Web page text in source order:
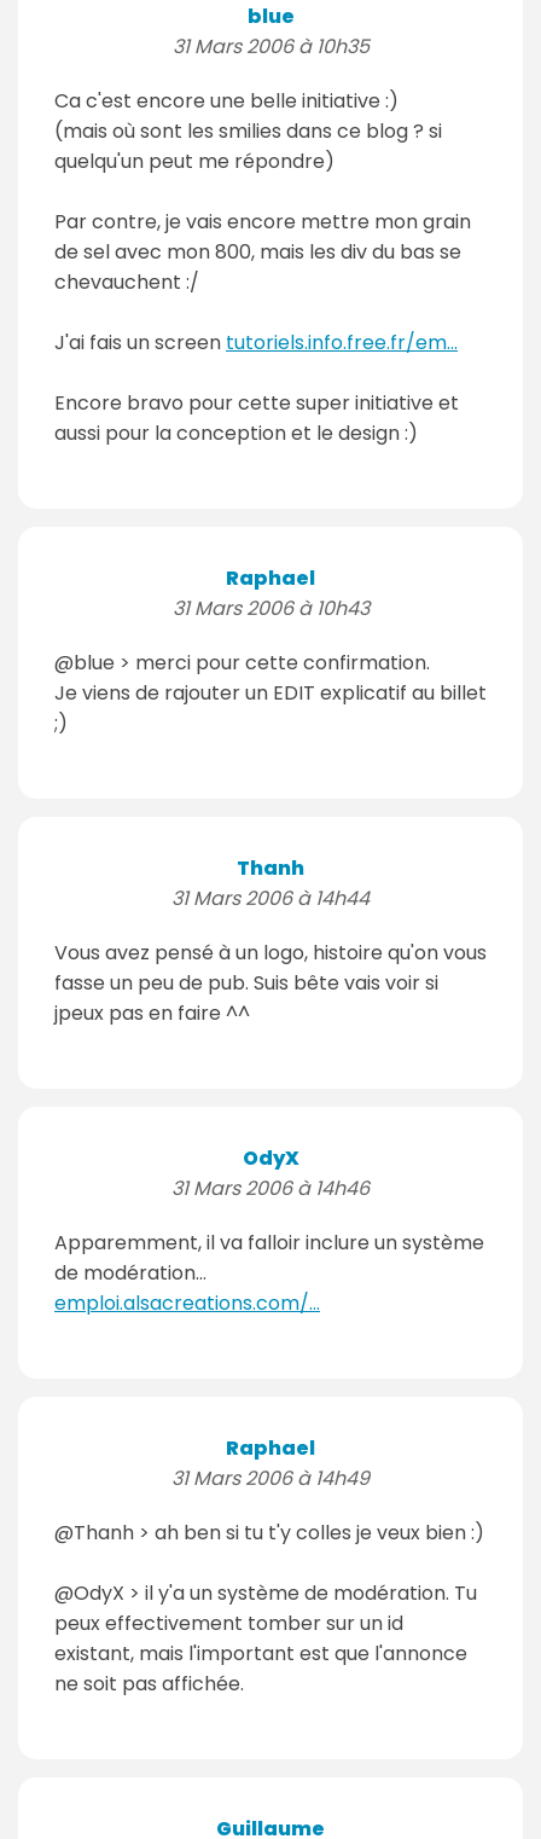
blue
31 Mars 2006 à 10h35
Ca c'est encore une belle initiative :)
(mais où sont les smilies dans ce blog ? si
quelqu'un peut me répondre)
Par contre, je vais encore mettre mon grain
de sel avec mon 800, mais les div du bas se
chevauchent :/
J'ai fais un screen tutoriels.info.free.fr/em...
Encore bravo pour cette super initiative et
aussi pour la conception et le design :)
Raphael
31 Mars 2006 à 10h43
@blue > merci pour cette confirmation.
Je viens de rajouter un EDIT explicatif au billet
;)
Thanh
31 Mars 2006 à 14h44
Vous avez pensé à un logo, histoire qu'on vous
fasse un peu de pub. Suis bête vais voir si
jpeux pas en faire ^^
OdyX
31 Mars 2006 à 14h46
Apparemment, il va falloir inclure un système
de modération...
emploi.alsacreations.com/...
Raphael
31 Mars 2006 à 14h49
@Thanh > ah ben si tu t'y colles je veux bien :)
@OdyX > il y'a un système de modération. Tu
peux effectivement tomber sur un id
existant, mais l'important est que l'annonce
ne soit pas affichée.
Guillaume